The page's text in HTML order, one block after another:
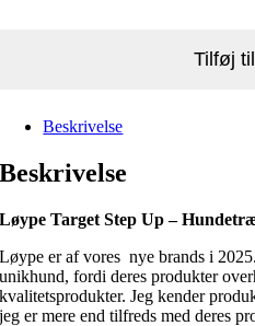
Tilføj
Beskrivelse
Beskrivelse
Løype Target Step Up –
Løype er af vores nye brands i
unikhund, fordi deres produkter
kvalitetsprodukter. Jeg kender
jeg er mere end tilfreds med deres